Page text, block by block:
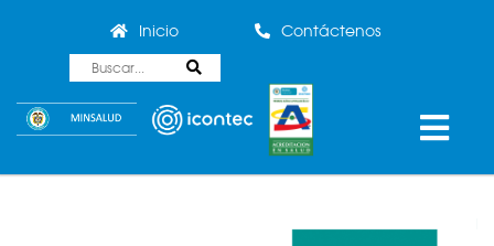
Inicio Contáctenos